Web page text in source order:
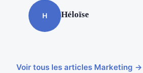
H Héloïse
Voir tous les articles Marketing →